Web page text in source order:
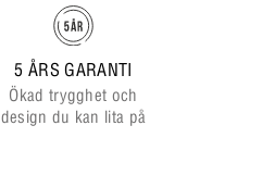
5 ÅRS GARANTI
Ökad trygghet och
design du kan lita på